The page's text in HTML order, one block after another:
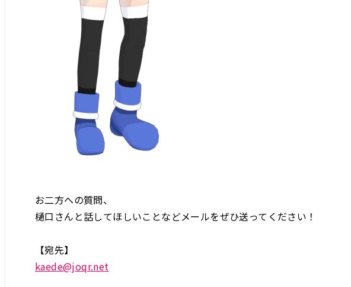
お二方への質問、
樋口さんと話してほしいことなどメールをぜひ送ってください！
【宛先】
kaede@joqr.net